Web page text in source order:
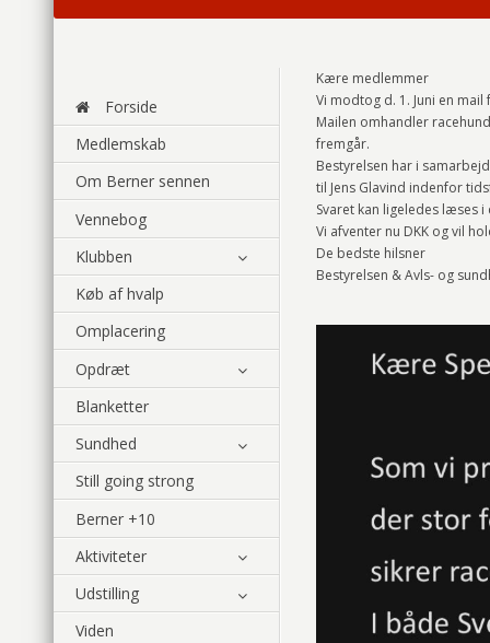
Forside
Medlemskab
Om Berner sennen
Vennebog
Klubben
Køb af hvalp
Omplacering
Opdræt
Blanketter
Sundhed
Still going strong
Berner +10
Aktiviteter
Udstilling
Viden
Kære medlemmer
Vi modtog d. 1. Juni en mail
Mailen omhandler
fremgår.
Bestyrelsen har i
til Jens Glavind indenfor
Svaret kan ligeledes læses
Vi afventer nu DKK og vil
De bedste hilsner
Bestyrelsen & Avls- og